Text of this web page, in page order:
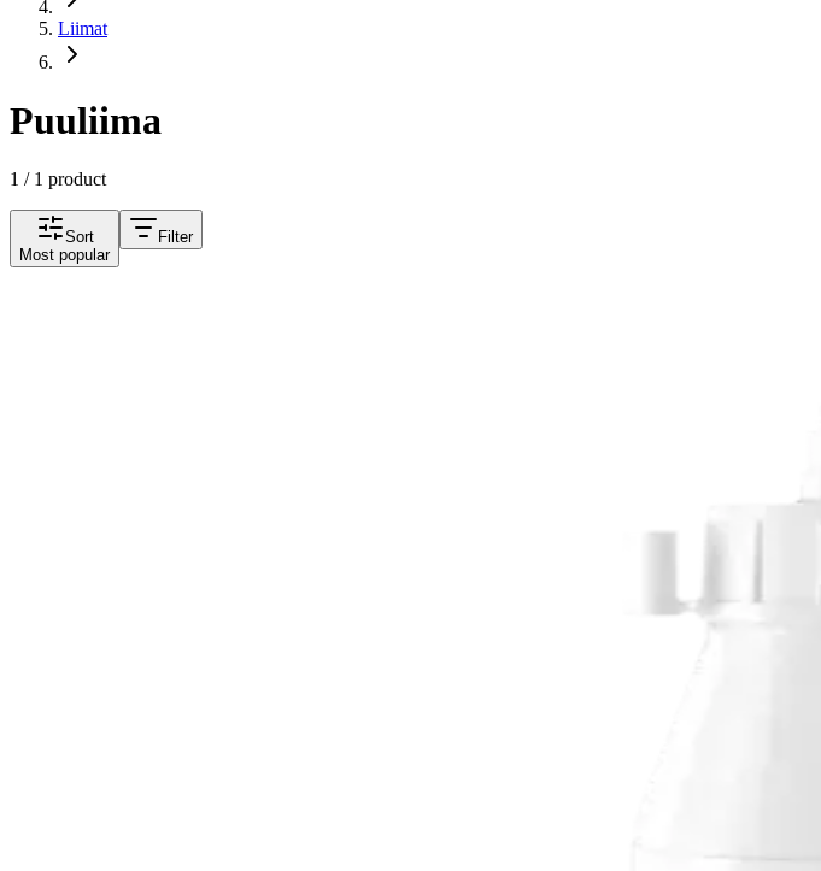
Liimat
Puuliima
1 / 1 product
Sort
Most popular
Filter